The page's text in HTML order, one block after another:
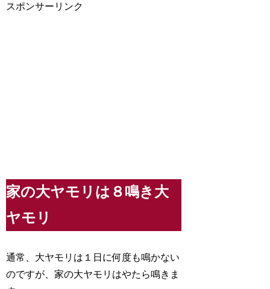
スポンサーリンク
家の大ヤモリは８鳴き大
ヤモリ
通常、大ヤモリは１日に何度も鳴かない
のですが、家の大ヤモリはやたら鳴きま